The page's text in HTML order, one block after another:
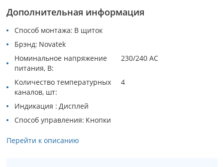
Дополнительная информация
Способ монтажа В щиток
Брэнд Novatek
Номинальное напряжение
питания, В
230/240 АC
Количество температурных
каналов, шт
4
Индикация
Дисплей
Способ управления Кнопки
Перейти к описанию